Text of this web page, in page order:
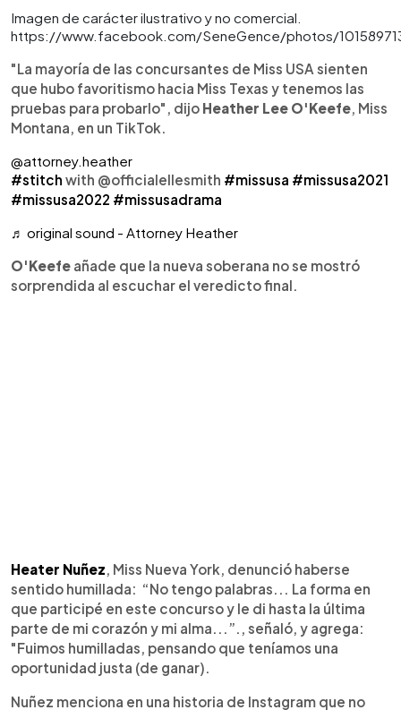
Imagen de carácter ilustrativo y no comercial.
https://www.facebook.com/SeneGence/photos/
"La mayoría de las concursantes de Miss USA sienten
que hubo favoritismo hacia Miss Texas y tenemos las
pruebas para probarlo", dijo Heather Lee O'Keefe, Miss
Montana, en un TikTok.
@attorney.heather
#stitch with @officialellesmith #missusa #missusa2021
#missusa2022 #missusadrama
♬ original sound - Attorney Heather
O'Keefe añade que la nueva soberana no se mostró
sorprendida al escuchar el veredicto final.
Heater Nuñez, Miss Nueva York, denunció haberse
sentido humillada: “No tengo palabras... La forma en
que participé en este concurso y le di hasta la última
parte de mi corazón y mi alma...”., señaló, y agrega:
"Fuimos humilladas, pensando que teníamos una
oportunidad justa (de ganar).
Nuñez menciona en una historia de Instagram que no